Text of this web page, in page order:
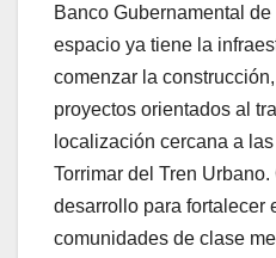
Banco Gubernamental
espacio ya tiene la
comenzar la
proyectos orientados al
localización cercana a
Torrimar del Tren
desarrollo para fortalecer
comunidades de clase